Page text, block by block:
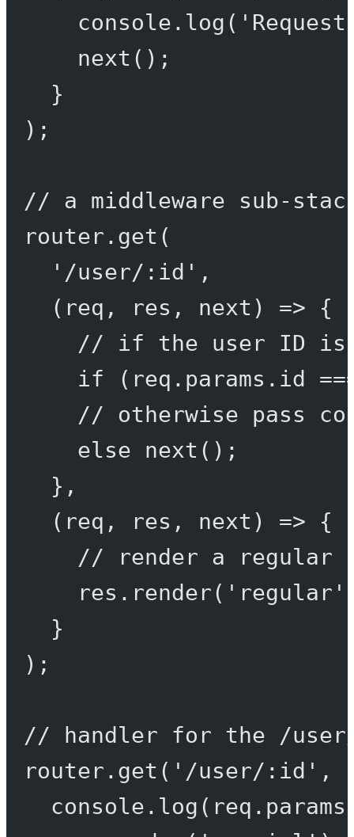
console. log (
next ();
}
);
// a middleware sub-
router. get (
'/user/:id' ,
( req , res , next ) => {
// if the user ID is
if (req.params.id
// otherwise pass
else
next ();
},
( req , res , next ) => {
// render a regular
res. render( 'regular'
}
);
// handler for the /
router. get ( '/user/:id' ,
console. log